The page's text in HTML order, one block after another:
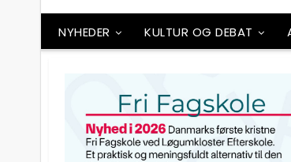
NYHEDER KULTUR OG DEBAT